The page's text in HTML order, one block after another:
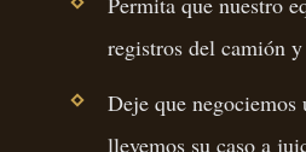
registros del camión
Deje que
llevemos su caso a